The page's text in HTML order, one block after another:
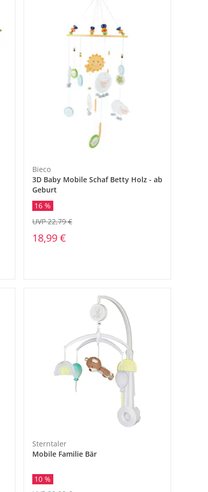
Bieco
3D Baby Mobile Schaf Betty Holz - ab
Geburt
16 %
18,99 €
UVP 22,79 €
Sterntaler
Mobile Familie Bär
10 %